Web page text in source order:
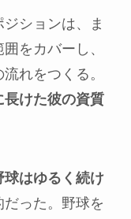
ジションは、ま
をカバーし、
れをつくる。
けた彼の資質
球はゆるく続け
った。野球を